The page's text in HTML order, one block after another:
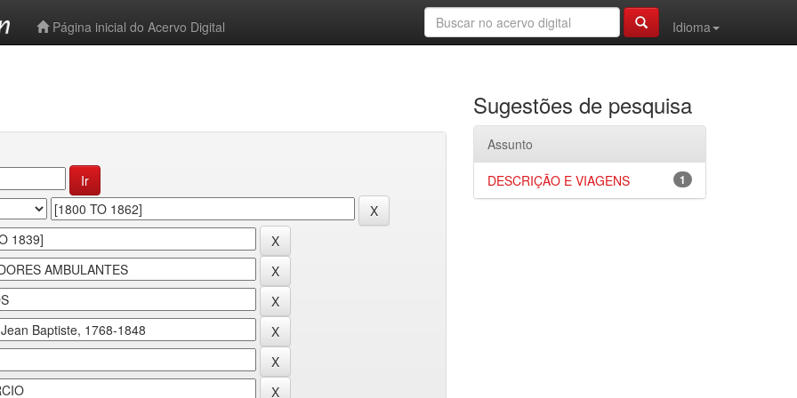
Página inicial do Acervo Digital
Idioma
Sugestões de pesquisa
Assunto
1
DESCRIÇÃO E VIAGENS